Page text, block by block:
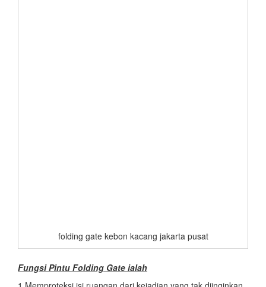
folding gate kebon kacang jakarta pusat
Fungsi Pintu Folding Gate ialah